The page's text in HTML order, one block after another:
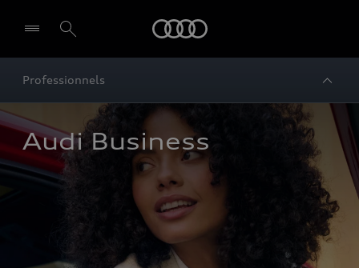
Professionnels
Audi Business